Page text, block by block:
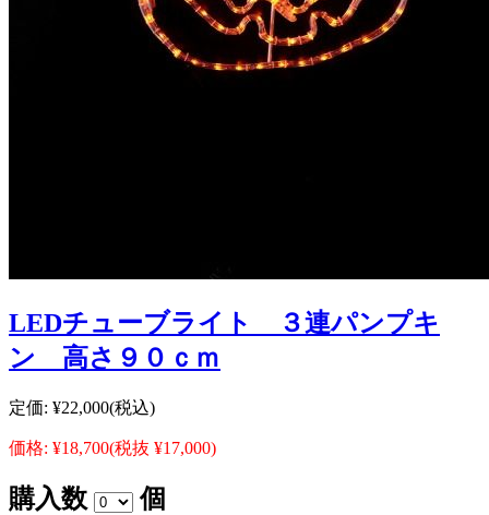
LEDチューブライト ３連パンプキ
ン 高さ９０ｃｍ
定価: ¥22,000(税込)
価格: ¥18,700(税抜 ¥17,000)
購入数 個